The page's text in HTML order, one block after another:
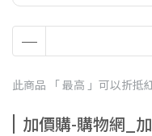
此商品 「 最高 」可以折抵
加價購-購物網_